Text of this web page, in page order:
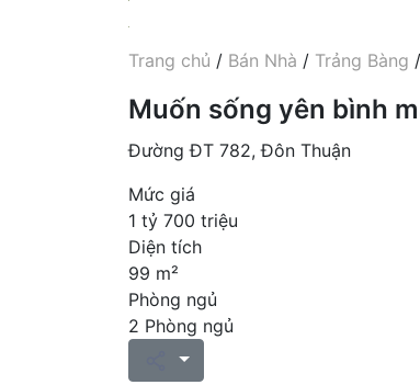
Trang chủ / Bán Nhà / Trảng Bàng /
Muốn sống yên bình
Đường ĐT 782, Đôn Thuận
Mức giá
1 tỷ 700 triệu
Diện tích
99 m²
Phòng ngủ
2 Phòng ngủ